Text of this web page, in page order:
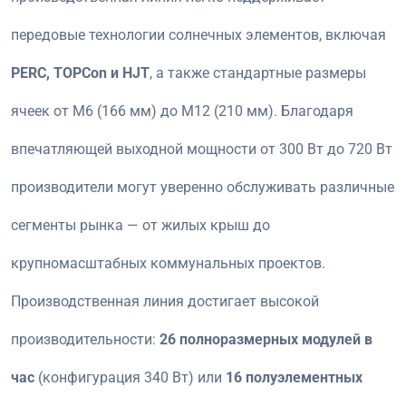
передовые технологии солнечных элементов, включая
PERC, TOPCon и HJT, а также стандартные размеры
ячеек от M6 (166 мм) до M12 (210 мм). Благодаря
впечатляющей выходной мощности от 300 Вт до 720 Вт
производители могут уверенно обслуживать различные
сегменты рынка — от жилых крыш до
крупномасштабных коммунальных проектов.
Производственная линия достигает высокой
производительности: 26 полноразмерных модулей в
час (конфигурация 340 Вт) или 16 полуэлементных